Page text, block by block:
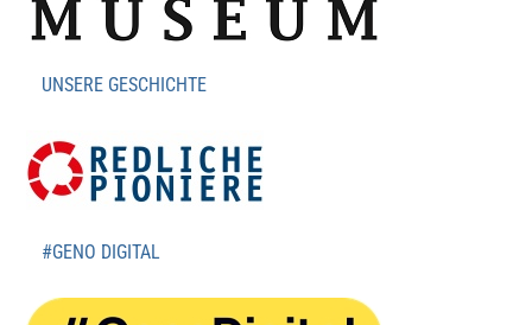
UNSERE GESCHICHTE
#GENO DIGITAL